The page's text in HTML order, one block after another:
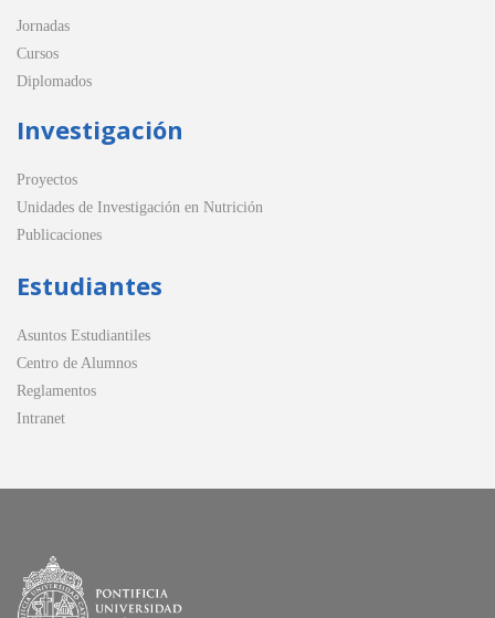
Jornadas
Cursos
Diplomados
Investigación
Proyectos
Unidades de Investigación en Nutrición
Publicaciones
Estudiantes
Asuntos Estudiantiles
Centro de Alumnos
Reglamentos
Intranet